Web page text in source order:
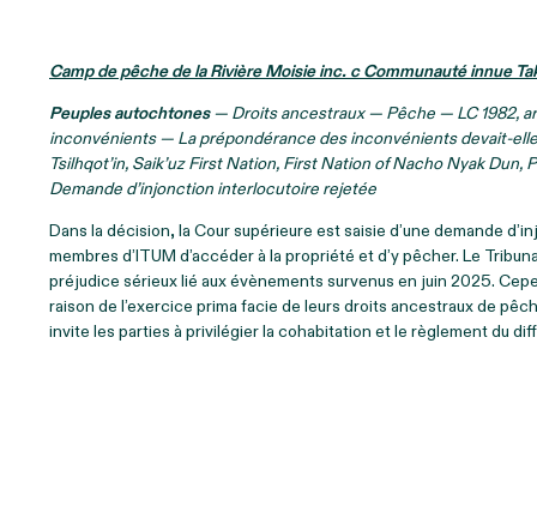
Camp de pêche de la Rivière Moisie inc. c Communauté innue
Peuples autochtones— Droits ancestraux — Pêche — LC 1982,
inconvénients — La prépondérance des inconvénients devait-
Tsilhqot’in, Saik’uz First Nation, First Nation of Nacho Nyak
Demande d’injonction interlocutoire rejetée
Dans la décision, la Cour supérieure est saisie d’une demande
membres d’ITUM d’accéder à la propriété et d’y pêcher. Le
préjudice sérieux lié aux évènements survenus en juin 2025.
raison de l’exercice prima facie de leurs droits ancestraux de
invite les parties à privilégier la cohabitation et le règlement du